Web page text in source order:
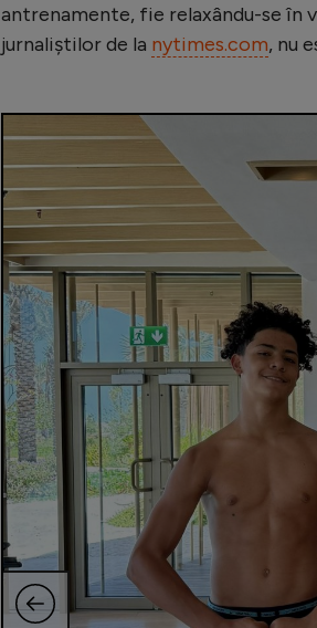
antrenamente, fie relaxându-se în
jurnaliștilor de la nytimes.com, nu